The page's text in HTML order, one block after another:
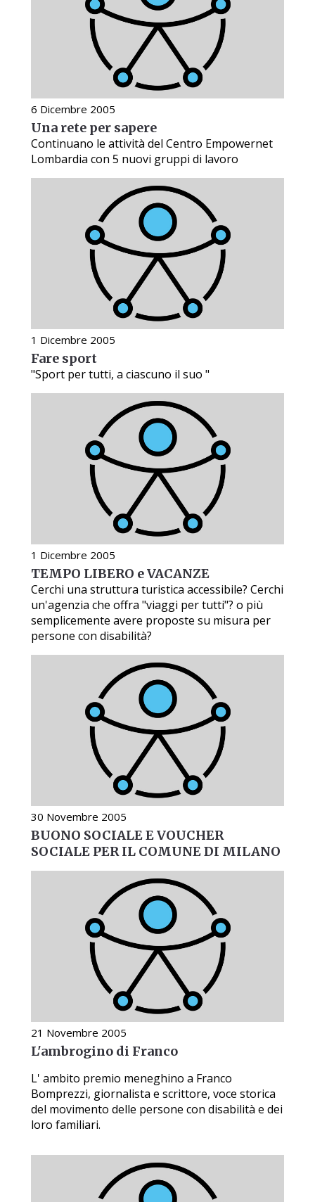
6 Dicembre 2005
Una rete per sapere
Continuano le attività del Centro Empowernet
Lombardia con 5 nuovi gruppi di lavoro
1 Dicembre 2005
Fare sport
"Sport per tutti, a ciascuno il suo "
1 Dicembre 2005
TEMPO LIBERO e VACANZE
Cerchi una struttura turistica accessibile? Cerchi
un'agenzia che offra "viaggi per tutti"? o più
semplicemente avere proposte su misura per
persone con disabilità?
30 Novembre 2005
BUONO SOCIALE E VOUCHER
SOCIALE PER IL COMUNE DI MILANO
21 Novembre 2005
L'ambrogino di Franco
L' ambito premio meneghino a Franco
Bomprezzi, giornalista e scrittore, voce storica
del movimento delle persone con disabilità e dei
loro familiari.